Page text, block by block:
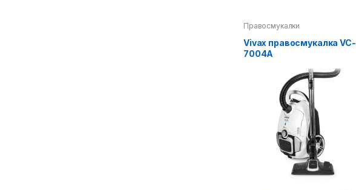
Правосмукалки
Vivax правосмукалка VC-
7004A